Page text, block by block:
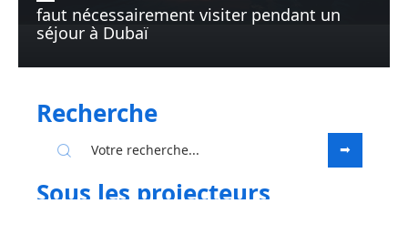
faut nécessairement visiter pendant un
séjour à Dubaï
Recherche
Sous les projecteurs